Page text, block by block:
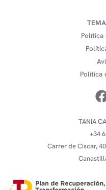
Política
Política
TANIA
+34
Carrer de Ciscar,